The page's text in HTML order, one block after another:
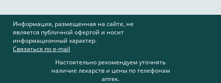
Информация, размещенная на сайте, не
является публичной офертой и носит
информационный характер.
Связаться по e-mail
Настоятельно рекомендуем уточнять
наличие лекарств и цены по телефонам
аптек.